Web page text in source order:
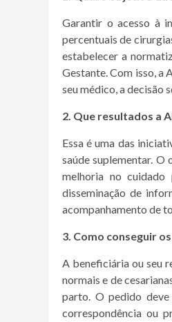
Garantir o acesso à
percentuais de
estabelecer a
Gestante. Com isso, a
seu médico, a decisão
2. Que resultados a
Essa é uma das
saúde suplementar. O
melhoria no
disseminação de
acompanhamento de
3. Como conseguir
A beneficiária ou seu
normais e de
parto. O pedido
correspondência ou